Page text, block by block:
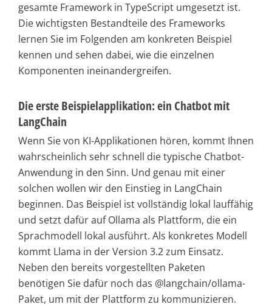
gesamte Framework in TypeScript umgesetzt ist.
Die wichtigsten Bestandteile des Frameworks
lernen Sie im Folgenden am konkreten Beispiel
kennen und sehen dabei, wie die einzelnen
Komponenten ineinandergreifen.
Die erste Beispielapplikation: ein Chatbot mit
LangChain
Wenn Sie von KI-Applikationen hören, kommt Ihnen
wahrscheinlich sehr schnell die typische Chatbot-
Anwendung in den Sinn. Und genau mit einer
solchen wollen wir den Einstieg in LangChain
beginnen. Das Beispiel ist vollständig lokal lauffähig
und setzt dafür auf Ollama als Plattform, die ein
Sprachmodell lokal ausführt. Als konkretes Modell
kommt Llama in der Version 3.2 zum Einsatz.
Neben den bereits vorgestellten Paketen
benötigen Sie dafür noch das @langchain/ollama-
Paket, um mit der Plattform zu kommunizieren.